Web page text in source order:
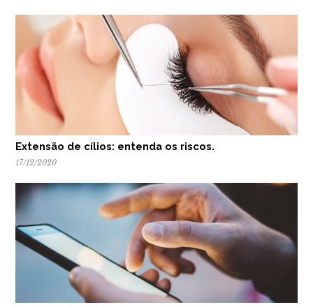
Extensão de cílios: entenda os riscos.
17/12/2020